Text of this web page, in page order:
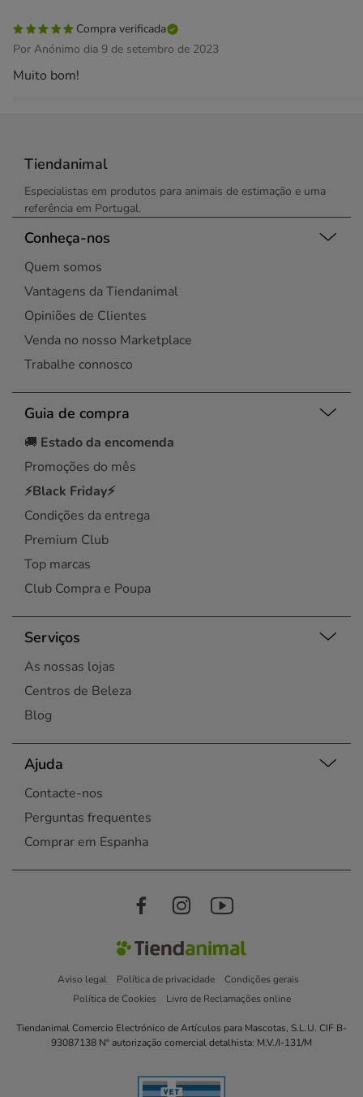
Compra verificada
Por Anónimo dia 9 de setembro de 2023
Muito bom!
Tiendanimal
Especialistas em produtos para animais de estimação e uma
referência em Portugal.
Conheça-nos
Quem somos
Vantagens da Tiendanimal
Opiniões de Clientes
Venda no nosso Marketplace
Trabalhe connosco
Guia de compra
🚚 Estado da encomenda
Promoções do mês
⚡Black Friday⚡
Condições da entrega
Premium Club
Top marcas
Club Compra e Poupa
Serviços
As nossas lojas
Centros de Beleza
Blog
Ajuda
Contacte-nos
Perguntas frequentes
Comprar em Espanha
Aviso legal Política de privacidade
Condições gerais
Política de Cookies
Livro de Reclamações online
Tiendanimal Comercio Electrónico de Artículos para Mascotas, S.L.U. CIF B-
93087138 Nº autorização comercial detalhista: M.V./I-131/M